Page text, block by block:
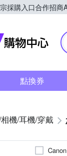
採購入口合作招商
點換券
機/耳機/穿戴